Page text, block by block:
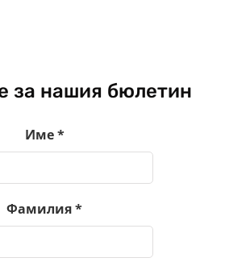
за нашия бюлетин
Име*
Фамилия*